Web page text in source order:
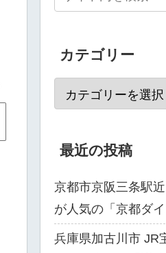
カテゴリー
最近の投稿
京都市京阪三条駅
が人気の「京都ダイ
兵庫県加古川市 JR